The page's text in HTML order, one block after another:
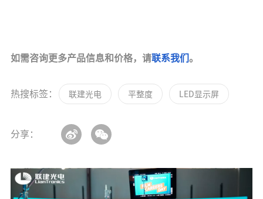
如需咨询更多产品信息和价格，请联系我们 。
热搜标签： 联建光电 平整度 LED显示屏
分享：